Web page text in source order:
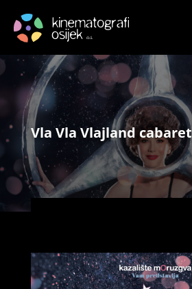
Vla Vla Vlajland cabaret